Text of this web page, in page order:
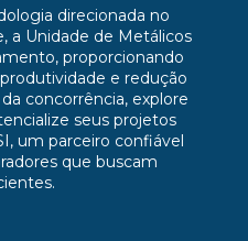
direcionada no
a Unidade de Metálicos
proporcionando
e redução
concorrência, explore
seus projetos
um parceiro confiável
que buscam